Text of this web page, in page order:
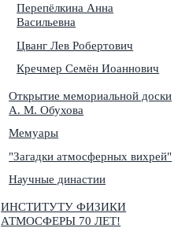
Перепёлкина Анна
Васильевна
Цванг Лев Робертович
Кречмер Семён Иоаннович
Открытие мемориальной доски
А. М. Обухова
Мемуары
"Загадки атмосферных вихрей"
Научные династии
ИНСТИТУТУ ФИЗИКИ
АТМОСФЕРЫ 70 ЛЕТ!